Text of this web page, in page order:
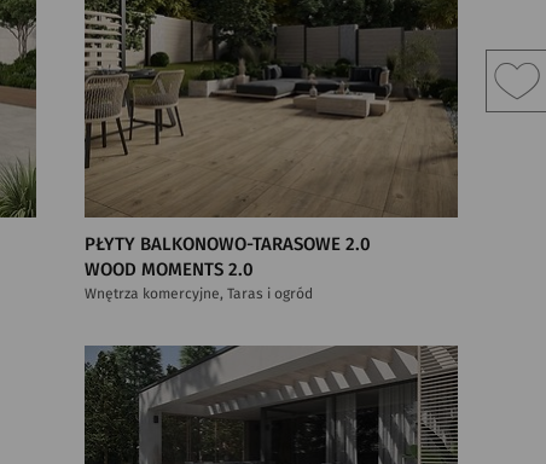
PŁYTY BALKONOWO-TARASOWE 2.0
WOOD MOMENTS 2.0
Wnętrza komercyjne, Taras i ogród